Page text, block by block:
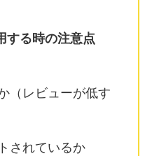
する時の注意点
（レビューが低す
されているか